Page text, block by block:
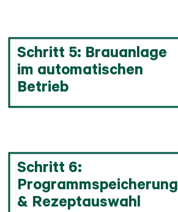
Schritt 5: Brauanlage
im automatischen
Betrieb
Schritt 6:
Programmspeicherung
& Rezeptauswahl